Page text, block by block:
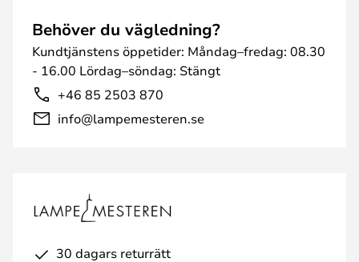
Behöver du vägledning?
Kundtjänstens öppetider: Måndag–fredag: 08.30
- 16.00 Lördag–söndag: Stängt
+46 85 2503 870
info@lampemesteren.se
30 dagars returrätt